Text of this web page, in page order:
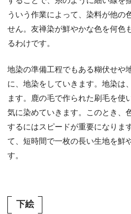
ういう作業によって、染料が他の
せん。友禅染が鮮やかな色を何色
るわけです。
地染の準備工程でもある糊伏せや
に、地染をしていきます。地染は
ます。鹿の毛で作られた刷毛を使
気に染めていきます。このとき、
するにはスピードが重要になりま
て、短時間で一枚の長い生地を鮮
す。
下絵